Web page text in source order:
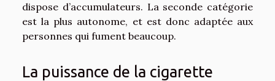
dispose d’accumulateurs. La seconde catégorie
est la plus autonome, et est donc adaptée aux
personnes qui fument beaucoup.
La puissance de la cigarette